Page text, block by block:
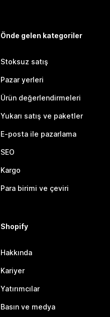
Önde gelen kategoriler
Stoksuz satış
Pazar yerleri
Ürün değerlendirmeleri
Yukarı satış ve paketler
E-posta ile pazarlama
SEO
Kargo
Para birimi ve çeviri
Shopify
Hakkında
Kariyer
Yatırımcılar
Basın ve medya